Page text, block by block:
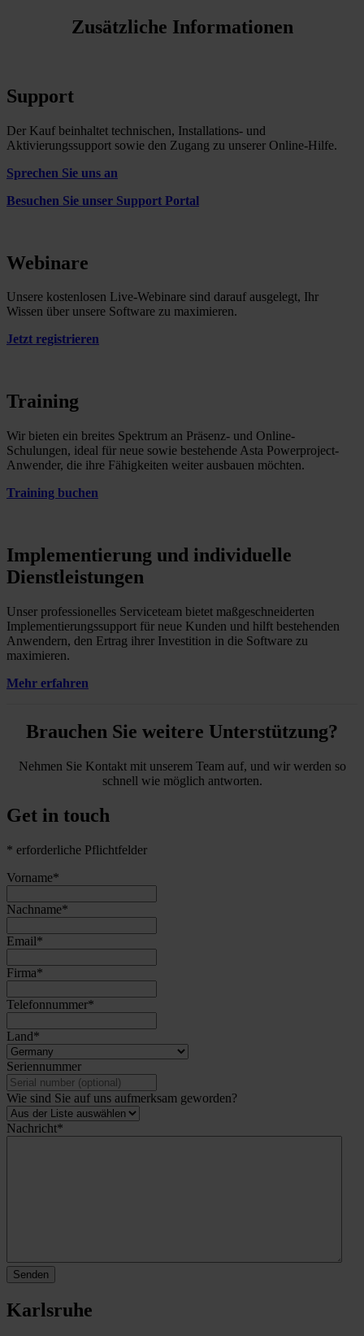
Zusätzliche Informationen
Support
Der Kauf beinhaltet technischen, Installations- und
Aktivierungssupport sowie den Zugang zu unserer Online-Hilfe.
Sprechen Sie uns an
Besuchen Sie unser Support Portal
Webinare
Unsere kostenlosen Live-Webinare sind darauf ausgelegt, Ihr
Wissen über unsere Software zu maximieren.
Jetzt registrieren
Training
Wir bieten ein breites Spektrum an Präsenz- und Online-
Schulungen, ideal für neue sowie bestehende Asta Powerproject-
Anwender, die ihre Fähigkeiten weiter ausbauen möchten.
Training buchen
Implementierung und individuelle
Dienstleistungen
Unser professionelles Serviceteam bietet maßgeschneiderten
Implementierungssupport für neue Kunden und hilft bestehenden
Anwendern, den Ertrag ihrer Investition in die Software zu
maximieren.
Mehr erfahren
Brauchen Sie weitere Unterstützung?
Nehmen Sie Kontakt mit unserem Team auf, und wir werden so
schnell wie möglich antworten.
Get in touch
* erforderliche Pflichtfelder
Vorname*
Nachname*
Email*
Firma*
Telefonnummer*
Land*
Seriennummer
Wie sind Sie auf uns aufmerksam geworden?
Nachricht*
Senden
Karlsruhe